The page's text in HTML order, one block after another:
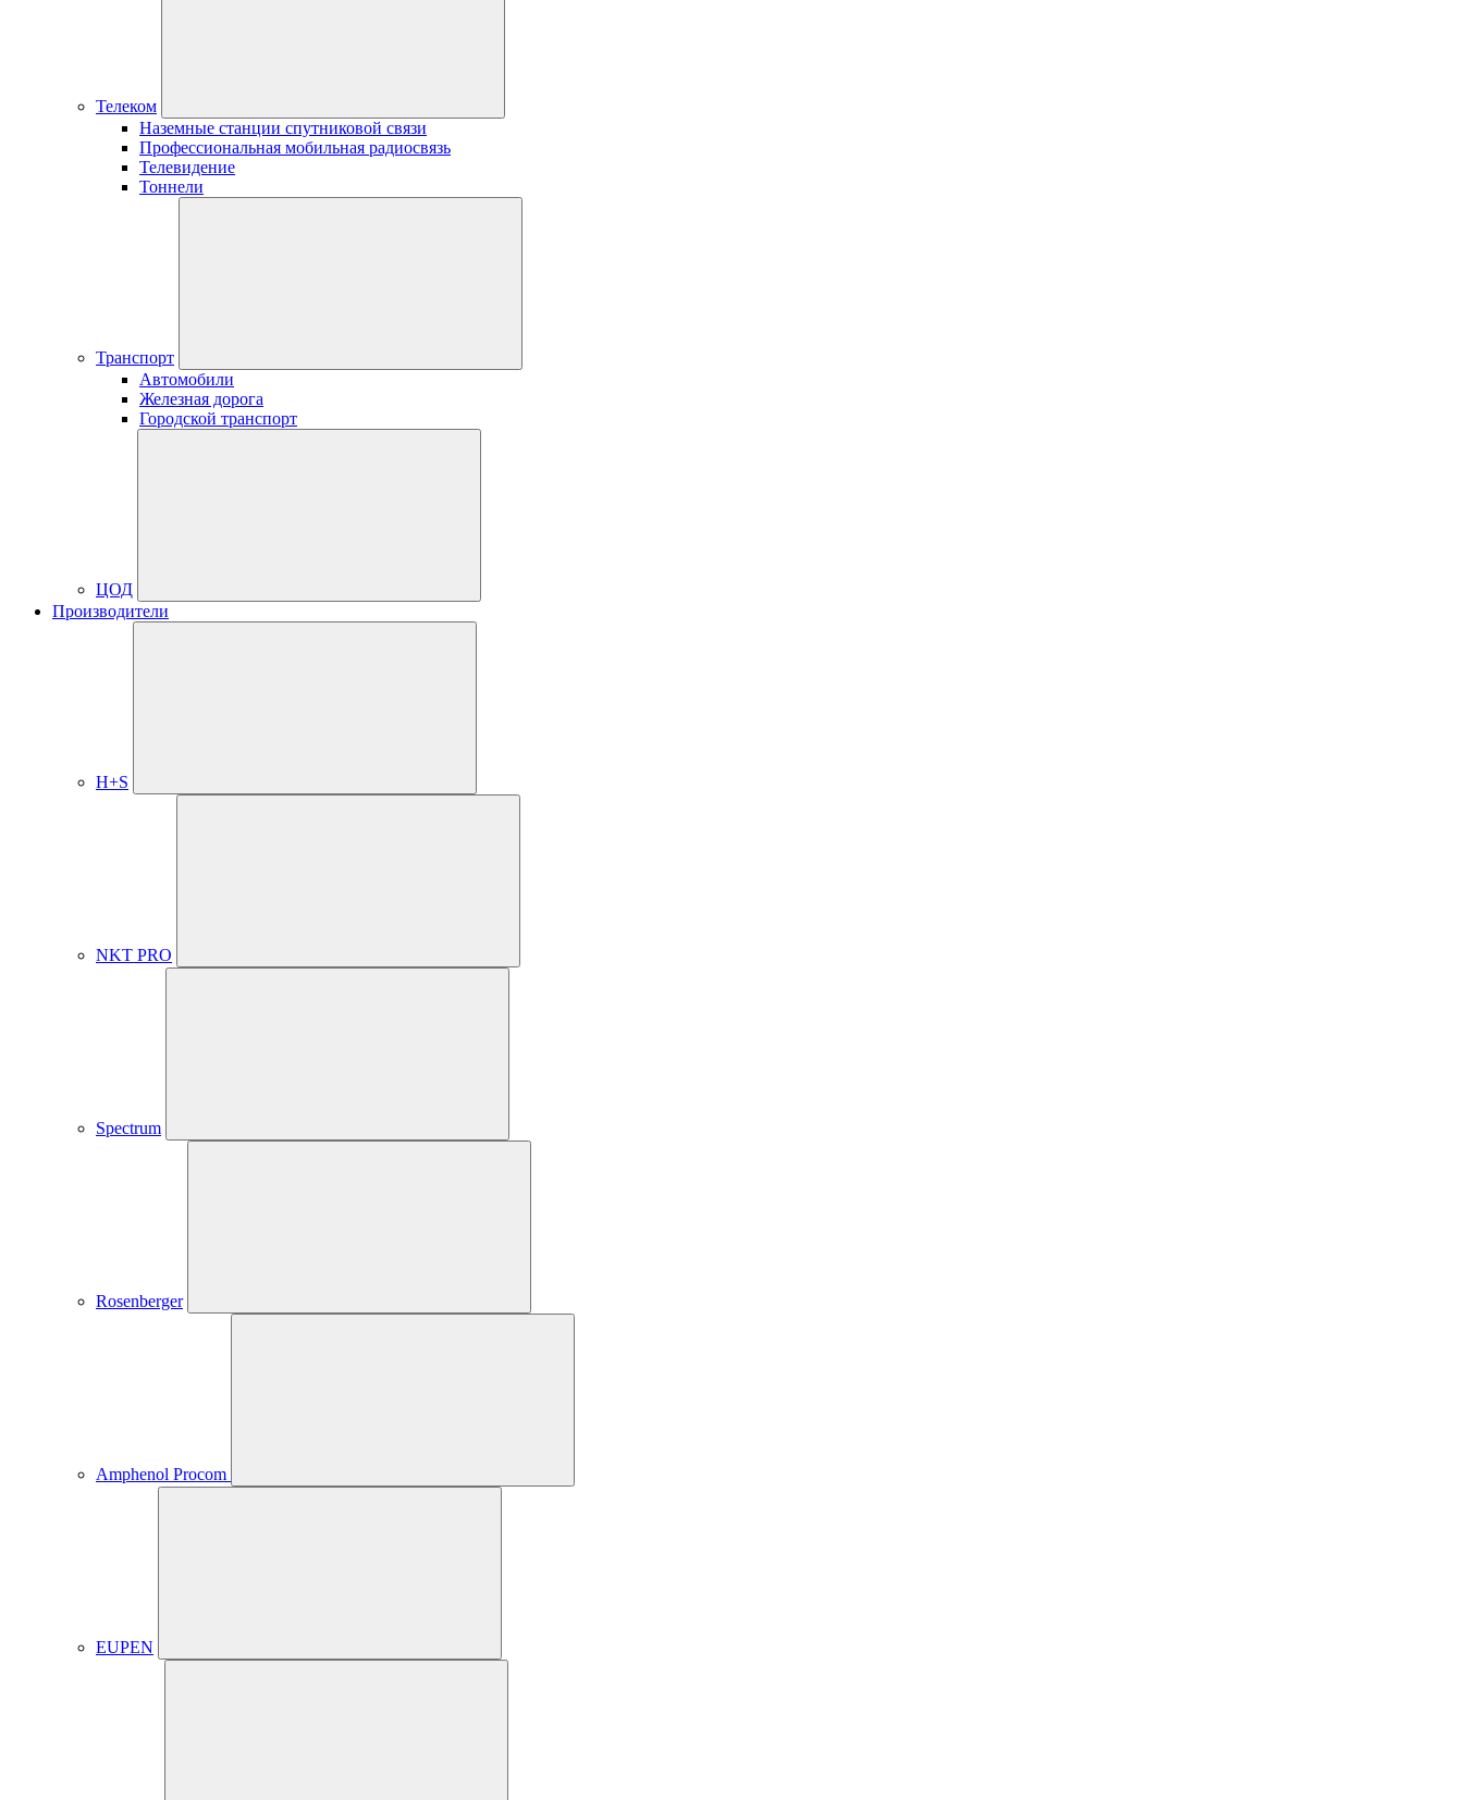
Телеком
Наземные станции спутниковой связи
Профессиональная мобильная радиосвязь
Телевидение
Тоннели
Транспорт
Автомобили
Железная дорога
Городской транспорт
ЦОД
Производители
H+S
NKT PRO
Spectrum
Rosenberger
Amphenol Procom
EUPEN